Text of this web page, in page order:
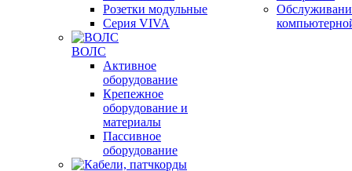
Розетки модульные
Серия VIVA
ВОЛС
Активное
оборудование
Крепежное
оборудование и
материалы
Пассивное
оборудование